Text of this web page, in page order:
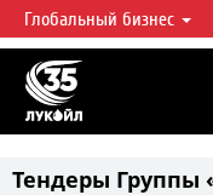
ЛУКОЙЛ СЕГОДНЯ
ЛУКОЙЛ — одна из
нефтегазовых компаний в
мировой добычи нефти и
Глобальный бизнес
Тендеры